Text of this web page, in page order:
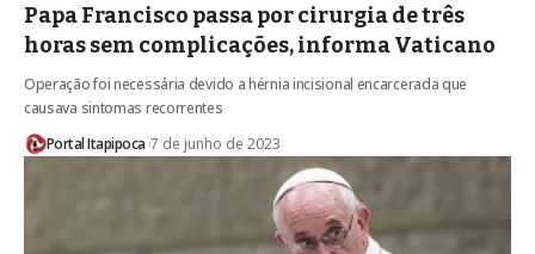
Papa Francisco passa por cirurgia de três
horas sem complicações, informa Vaticano
Operação foi necessária devido a hérnia incisional encarcerada que
causava sintomas recorrentes
Portal Itapipoca 7 de junho de 2023